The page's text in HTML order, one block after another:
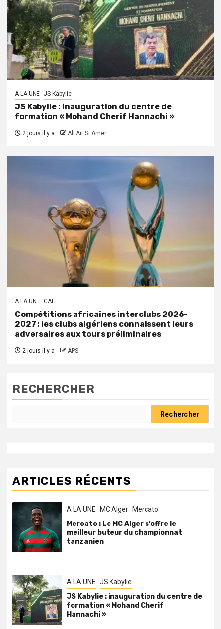
A LA UNE JS Kabylie
JS Kabylie : inauguration du centre de
formation « Mohand Cherif Hannachi »
2 jours il y a Ali Ait Si Amer
A LA UNE CAF
Compétitions africaines interclubs 2026-
2027 : les clubs algériens connaissent leurs
adversaires aux tours préliminaires
2 jours il y a APS
RECHERCHER
Rechercher
ARTICLES RÉCENTS
A LA UNE MC Alger Mercato
Mercato : Le MC Alger s’offre le
meilleur buteur du championnat
tanzanien
A LA UNE JS Kabylie
JS Kabylie : inauguration du centre de
formation « Mohand Cherif
Hannachi »